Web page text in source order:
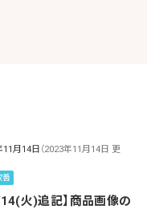
11月14日 （2023年11月14日 更
善
14(火)追記】商品画像の